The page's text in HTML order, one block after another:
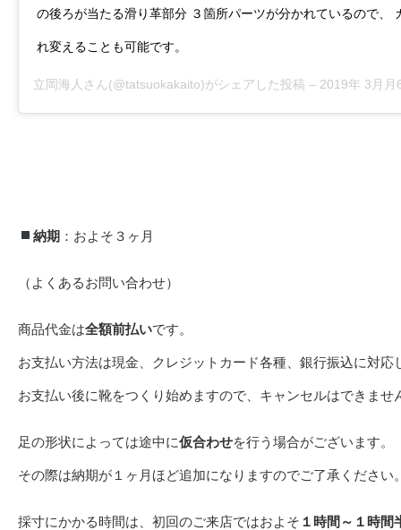
の後ろが当たる滑り革部分 ３箇所パーツが分かれているので、
れ変えることも可能です。
立岡海人 さん(@tatsuokakaito)がシェアした投稿 – 2019年 3月月6
納期 ：およそ３ヶ月
（よくあるお問い合わせ）
商品代金は全額前払いです。
お支払い方法は現金、クレジットカード各種、銀行振込に対応
お支払い後に靴をつくり始めますので、キャンセルはできませ
足の形状によっては途中に仮合わせを行う場合がございます。
その際は納期が１ヶ月ほど追加になりますのでご了承ください
採寸にかかる時間は、初回のご来店ではおよそ １時間～１時間